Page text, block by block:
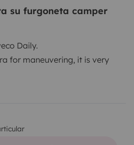
su furgoneta camper
Daily.
for maneuvering, it is very
3 people can sleep comfortably.
panels to have all the